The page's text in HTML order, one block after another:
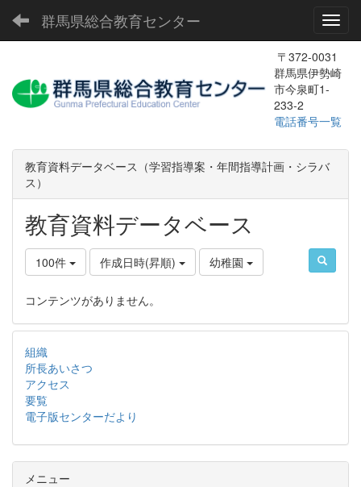
群馬県総合教育センター
〒372-0031
群馬県伊勢崎
市今泉町1-
233-2
電話番号一覧
教育資料データベース（学習指導案・年間指導計画・シラバ
ス）
教育資料データベース
100件 作成日時(昇順) 幼稚園
コンテンツがありません。
組織
所長あいさつ
アクセス
要覧
電子版センターだより
メニュー